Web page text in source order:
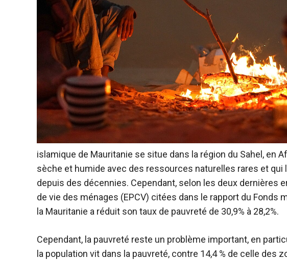
islamique de Mauritanie se situe dans la région du Sahel, en
sèche et humide avec des ressources naturelles rares et
depuis des décennies. Cependant, selon les deux dernières
de vie des ménages (EPCV) citées dans le rapport du Fonds
la Mauritanie a réduit son taux de pauvreté de 30,9% à 28,2%.
Cependant, la pauvreté reste un problème important, en
la population vit dans la pauvreté, contre 14,4 % de celle des